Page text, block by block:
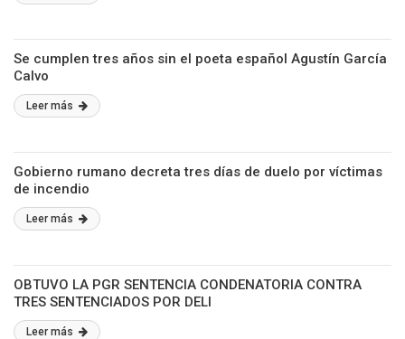
Se cumplen tres años sin el poeta español Agustín García
Calvo
Leer más
Gobierno rumano decreta tres días de duelo por víctimas
de incendio
Leer más
OBTUVO LA PGR SENTENCIA CONDENATORIA CONTRA
TRES SENTENCIADOS POR DELI
Leer más